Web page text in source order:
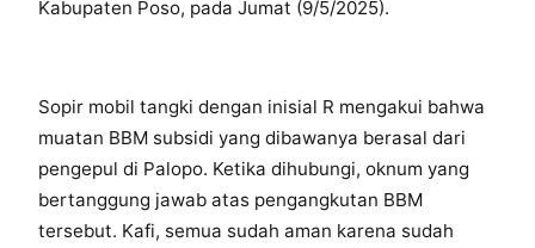
Kabupaten Poso, pada Jumat (9/5/2025).
Sopir mobil tangki dengan inisial R mengakui bahwa
muatan BBM subsidi yang dibawanya berasal dari
pengepul di Palopo. Ketika dihubungi, oknum yang
bertanggung jawab atas pengangkutan BBM
tersebut. Kafi, semua sudah aman karena sudah